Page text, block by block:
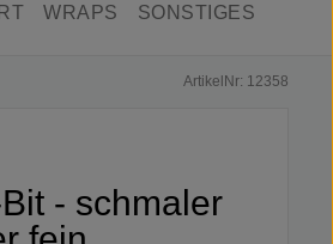
WRAPS SONSTIGES
ArtikelNr: 12358
- schmaler